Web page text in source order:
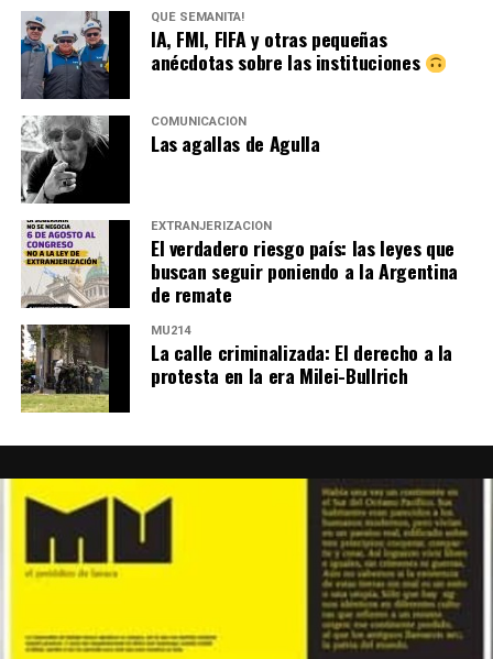
QUÉ SEMANITA!
IA, FMI, FIFA y otras pequeñas
anécdotas sobre las instituciones
COMUNICACIÓN
Las agallas de Agulla
EXTRANJERIZACIÓN
El verdadero riesgo país: las leyes que
buscan seguir poniendo a la Argentina
de remate
MU214
La calle criminalizada: El derecho a la
protesta en la era Milei-Bullrich